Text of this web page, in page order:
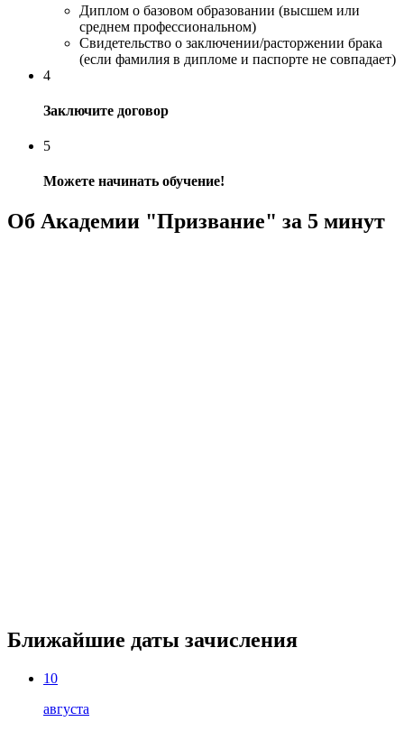
Диплом о базовом образовании (высшем или
среднем профессиональном)
Свидетельство о заключении/расторжении брака
(если фамилия в дипломе и паспорте не совпадает)
4
Заключите договор
5
Можете начинать обучение!
Об Академии "Призвание" за 5 минут
Ближайшие даты зачисления
10
августа